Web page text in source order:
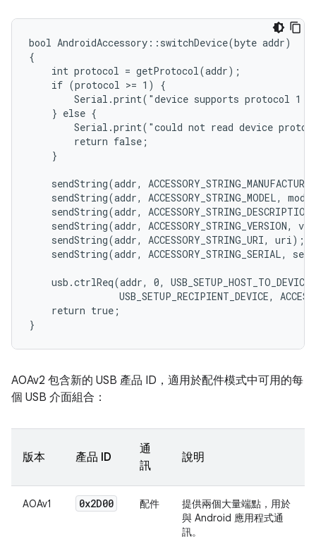
bool AndroidAccessory::switchDevice(byte addr)
{
    int protocol = getProtocol(addr);
    if (protocol >= 1) {
Serial.print("device supports protocol 1
    } else {
Serial.print("could not read device
        return false;
    }
sendString(addr,
sendString(addr, ACCESSORY_STRING_MODEL,
sendString(addr,
sendString(addr, ACCESSORY_STRING_VERSION,
    sendString(addr, ACCESSORY_STRING_URI, uri);
sendString(addr, ACCESSORY_STRING_SERIAL,
usb.ctrlReq(addr, 0,
USB_SETUP_RECIPIENT_DEVICE,
    return true;
AOAv2 包含新的 USB 產品 ID，適用於配件模式中可用的每
個 USB 介面組合：
版本 產品 ID
通
訊
說明
AOAv1 0x2D00 配件
提供兩個大量端點，用於
與 Android 應用程式通
訊。